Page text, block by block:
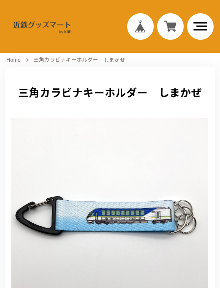
Home 三角カラビナキーホルダー しまかぜ
三角カラビナキーホルダー しまかぜ